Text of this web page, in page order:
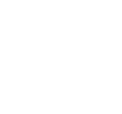
Slot Games
The Big Dog
Nulls Wicked